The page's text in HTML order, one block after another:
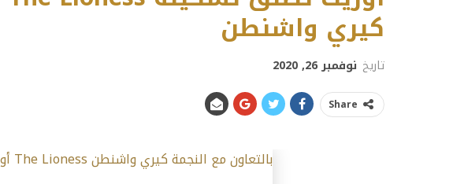
كيري واشنطن
تاريخ نوفمبر 26, 2020
Share